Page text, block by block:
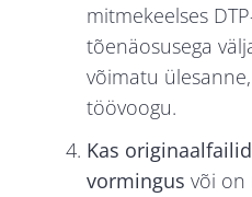
mitmekeelses
tõenäosusega
võimatu
töövoogu.
Kas
vormingus või on